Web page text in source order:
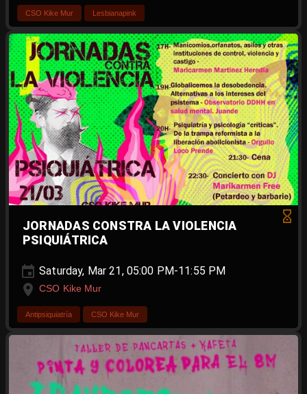
CSO Kike Mur Lesbianapink
JORNADAS CONSTRA LA VIOLENCIA
PSIQUIÁTRICA
Saturday, Mar 21, 05:00 PM-11:55 PM
CSO Kike Mur
Antipsiquiatría CSO Kike Mur